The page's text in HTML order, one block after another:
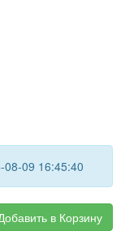
09 16:45:40
в Корзину